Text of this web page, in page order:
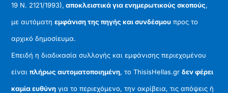
19 Ν. 2121/1993), αποκλειστικά για ενημερωτικούς σκοπούς,
με αυτόματηεμφάνιση της πηγής και συνδέσμου προς το
αρχικό δημοσίευμα.
Επειδή η διαδικασία συλλογής και εμφάνισης περιεχομένου
είναιπλήρως αυτοματοποιημένη, το ThisisHellas.grδεν φέρει
καμία ευθύνη για το περιεχόμενο, την ακρίβεια, τις απόψεις ή